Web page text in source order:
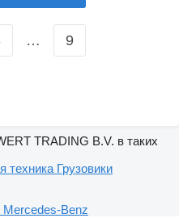
… 9
TRADING B.V. в таких
техника Грузовики
Benz